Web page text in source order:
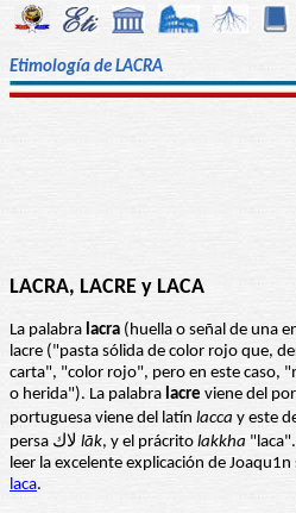
Etimología de LACRA
LACRA, LACRE y LACA
La palabra lacra (huella o señal de una
lacre ("pasta sólida de color rojo que,
carta", "color rojo", pero en este caso,
o herida"). La palabra lacre viene del
portuguesa viene del latín lacca
lāk, y el prácrito lakkha
leer la excelente explicación de Joaqu1n
laca.